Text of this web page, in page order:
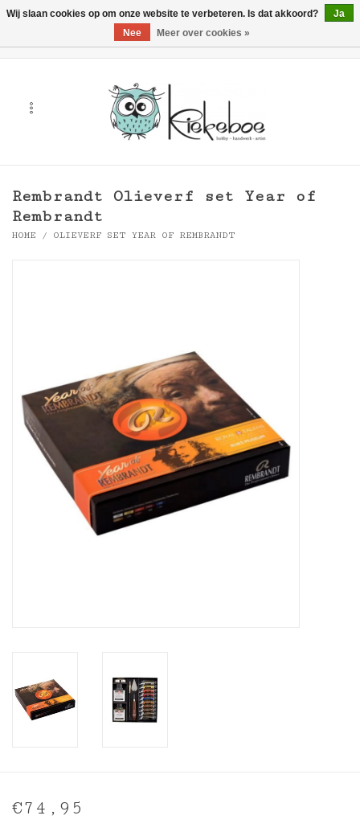
Handwerk & Textiel
Inlijsting
Over ons
Springkasteel
Rembrandt Olieverf set Year of
Rembrandt
HOME / OLIEVERF SET YEAR OF REMBRANDT
€74,95
Wij slaan cookies op om onze website te verbeteren. Is dat akkoord?
Ja
Nee
Meer over cookies »